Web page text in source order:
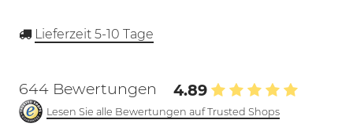
Lieferzeit 5-10 Tage
644 Bewertungen 4.89
Lesen Sie alle Bewertungen auf Trusted Shops